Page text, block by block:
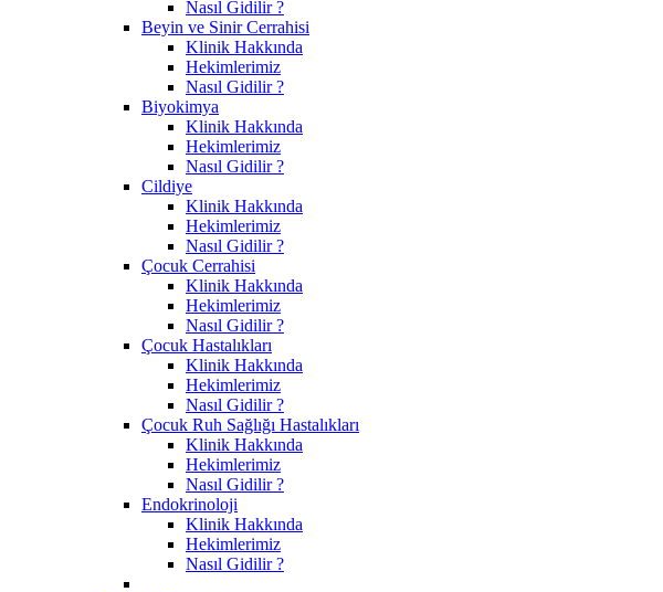
Nasıl Gidilir ?
Beyin ve Sinir Cerrahisi
Klinik Hakkında
Hekimlerimiz
Nasıl Gidilir ?
Biyokimya
Klinik Hakkında
Hekimlerimiz
Nasıl Gidilir ?
Cildiye
Klinik Hakkında
Hekimlerimiz
Nasıl Gidilir ?
Çocuk Cerrahisi
Klinik Hakkında
Hekimlerimiz
Nasıl Gidilir ?
Çocuk Hastalıkları
Klinik Hakkında
Hekimlerimiz
Nasıl Gidilir ?
Çocuk Ruh Sağlığı Hastalıkları
Klinik Hakkında
Hekimlerimiz
Nasıl Gidilir ?
Endokrinoloji
Klinik Hakkında
Hekimlerimiz
Nasıl Gidilir ?